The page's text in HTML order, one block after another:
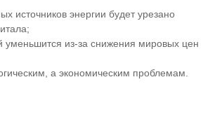
источников энергии будет урезано
уменьшится из-за снижения мировых цен
а экономическим проблемам.